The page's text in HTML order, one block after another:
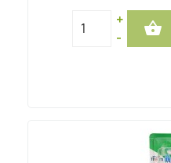
+
-
